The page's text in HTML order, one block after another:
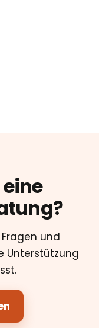
und
Unterstützung